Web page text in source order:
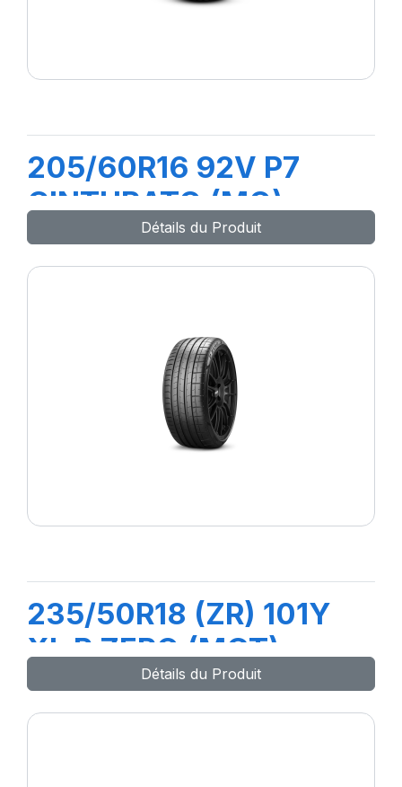
205/60R16 92V P7
CINTURATO (MO)
Détails du Produit
235/50R18 (ZR) 101Y
XL P ZERO (MGT)
Détails du Produit